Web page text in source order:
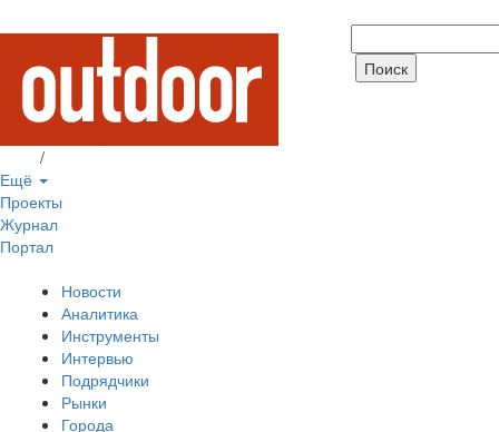
/
Ещё
Проекты
Журнал
Портал
Новости
Аналитика
Инструменты
Интервью
Подрядчики
Рынки
Города